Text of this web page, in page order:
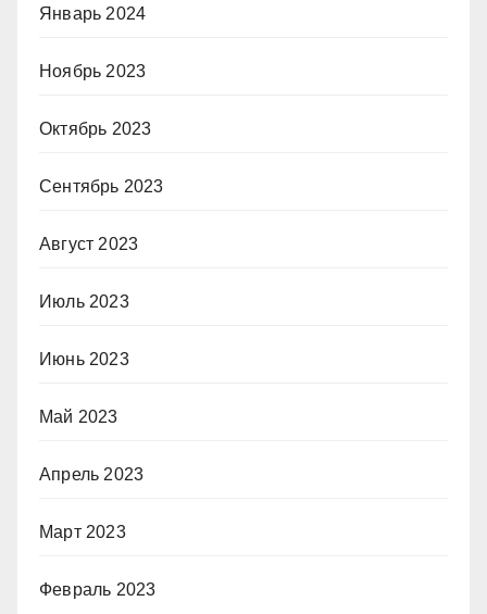
Январь 2024
Ноябрь 2023
Октябрь 2023
Сентябрь 2023
Август 2023
Июль 2023
Июнь 2023
Май 2023
Апрель 2023
Март 2023
Февраль 2023